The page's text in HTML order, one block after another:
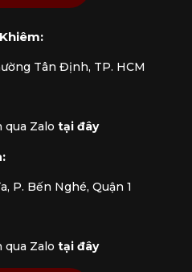
rõ ràng bởi các cơ quan
Koncept khách
tôi đem đến.
Tân Định, TP. HCM
qua Zalo tại đây
P. Bến Nghé, Quận 1
qua Zalo tại đây